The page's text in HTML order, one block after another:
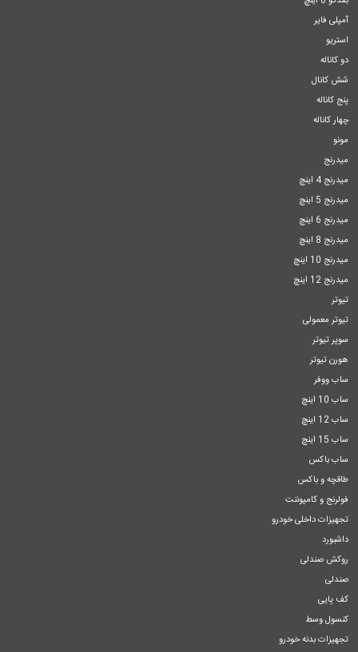
آمپلی فایر
استریو
دو کاناله
شش کانال
پنج کاناله
چهار کاناله
مونو
میدرنج
میدرنج 4 اینچ
میدرنج 5 اینچ
میدرنج 6 اینچ
میدرنج 8 اینچ
میدرنج 10 اینچ
میدرنج 12 اینچ
تیوتر
تیوتر معمولی
سوپر تیوتر
هورن تیوتر
ساب ووفر
ساب 10 اینچ
ساب 12 اینچ
ساب 15 اینچ
ساب باکس
طاقچه و باکس
فولرنج و کامپوننت
تجهیزات داخلی خودرو
داشبورد
روکش صندلی
صندلی
کف پایی
کنسول وسط
تجهیزات بدنه خودرو